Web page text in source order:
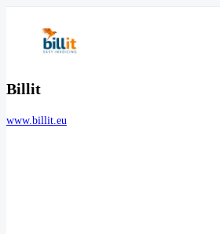
Billit
www.billit.eu